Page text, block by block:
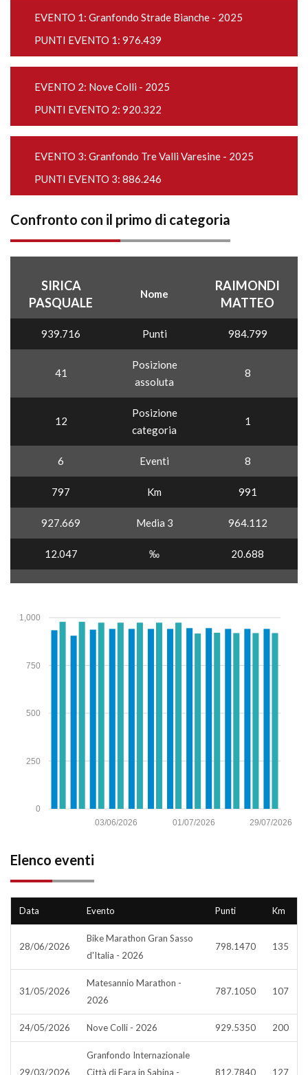
EVENTO 1: Granfondo Strade Bianche - 2025
PUNTI EVENTO 1: 976.439
EVENTO 2: Nove Colli - 2025
PUNTI EVENTO 2: 920.322
EVENTO 3: Granfondo Tre Valli Varesine - 2025
PUNTI EVENTO 3: 886.246
Confronto con il primo di categoria
SIRICA
PASQUALE
Nome
RAIMONDI
MATTEO
939.716 Punti 984.799
41
Posizione
assoluta
8
12
Posizione
categoria
1
6 Eventi 8
797 Km 991
927.669 Media 3 964.112
12.047 ‰ 20.688
0
250
500
750
1,000
29/07/2026
01/07/2026
03/06/2026
Elenco eventi
Data Evento Punti Km
28/06/2026
Bike Marathon Gran Sasso
d'Italia - 2026
798.1470 135
31/05/2026
Matesannio Marathon -
2026
787.1050 107
24/05/2026 Nove Colli - 2026 929.5350 200
29/03/2026
Granfondo Internazionale
Città di Fara in Sabina -
812.7840 127